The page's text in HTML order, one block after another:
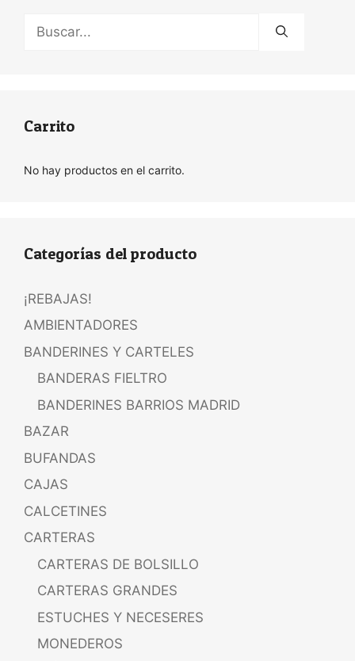
Carrito
No hay productos en el carrito.
Categorías del producto
¡REBAJAS!
AMBIENTADORES
BANDERINES Y CARTELES
BANDERAS FIELTRO
BANDERINES BARRIOS MADRID
BAZAR
BUFANDAS
CAJAS
CALCETINES
CARTERAS
CARTERAS DE BOLSILLO
CARTERAS GRANDES
ESTUCHES Y NECESERES
MONEDEROS